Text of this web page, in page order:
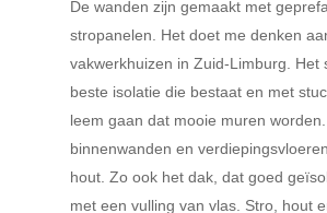
De wanden zijn gemaakt met
stropanelen. Het doet me denken
vakwerkhuizen in Zuid-Limburg. Het
beste isolatie die bestaat en met
leem gaan dat mooie muren worden.
binnenwanden en
hout. Zo ook het dak, dat goed
met een vulling van vlas. Stro, hout